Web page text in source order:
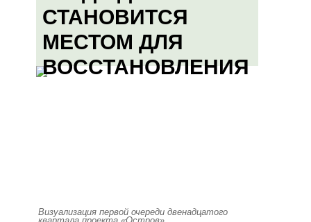
КОГДА ДОМ
СТАНОВИТСЯ
МЕСТОМ ДЛЯ